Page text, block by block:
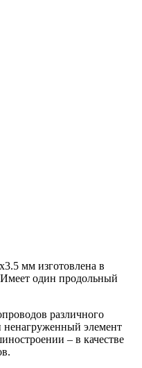
мм изготовлена в
Имеет один продольный
различного
ненагруженный элемент
– в качестве